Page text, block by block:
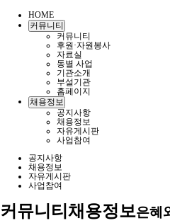
HOME
커뮤니티
커뮤니티
후원·자원봉사
자료실
동별 사업
기관소개
부설기관
홈페이지
채용정보
공지사항
채용정보
자유게시판
사업참여
공지사항
채용정보
자유게시판
사업참여
커뮤니티 채용정보은혜